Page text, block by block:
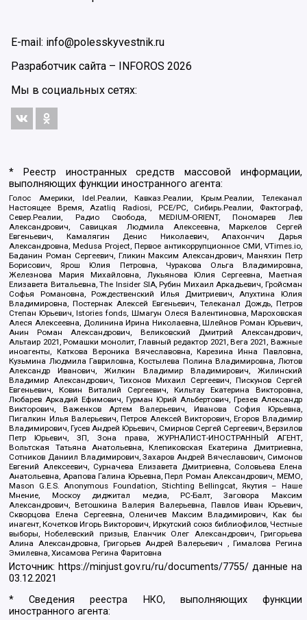
E-mail: info@polesskyvestnik.ru
Разработчик сайта – INFOROS 2026
Мы в социальных сетях:
* Реестр иностранных средств массовой информации,
выполняющих функции иностранного агента:
Голос Америки, Idel.Реалии, Кавказ.Реалии, Крым.Реалии, Телеканал
Настоящее Время, Azatliq Radiosi, PCE/PC, Сибирь.Реалии, Фактограф,
Север.Реалии, Радио Свобода, MEDIUM-ORIENT, Пономарев Лев
Александрович, Савицкая Людмила Алексеевна, Маркелов Сергей
Евгеньевич, Камалягин Денис Николаевич, Апахончич Дарья
Александровна, Medusa Project, Первое антикоррупционное СМИ, VTimes.io,
Баданин Роман Сергеевич, Гликин Максим Александрович, Маняхин Петр
Борисович, Ярош Юлия Петровна, Чуракова Ольга Владимировна,
Железнова Мария Михайловна, Лукьянова Юлия Сергеевна, Маетная
Елизавета Витальевна, The Insider SIA, Рубин Михаил Аркадьевич, Гройсман
Софья Романовна, Рождественский Илья Дмитриевич, Апухтина Юлия
Владимировна, Постернак Алексей Евгеньевич, Телеканал Дождь, Петров
Степан Юрьевич, Istories fonds, Шмагун Олеся Валентиновна, Мароховская
Алеся Алексеевна, Долинина Ирина Николаевна, Шлейнов Роман Юрьевич,
Анин Роман Александрович, Великовский Дмитрий Александрович,
Альтаир 2021, Ромашки монолит, Главный редактор 2021, Вега 2021, Важные
иноагенты, Каткова Вероника Вячеславовна, Карезина Инна Павловна,
Кузьмина Людмила Гавриловна, Костылева Полина Владимировна, Лютов
Александр Иванович, Жилкин Владимир Владимирович, Жилинский
Владимир Александрович, Тихонов Михаил Сергеевич, Пискунов Сергей
Евгеньевич, Ковин Виталий Сергеевич, Кильтау Екатерина Викторовна,
Любарев Аркадий Ефимович, Гурман Юрий Альбертович, Грезев Александр
Викторович, Важенков Артем Валерьевич, Иванова София Юрьевна,
Пигалкин Илья Валерьевич, Петров Алексей Викторович, Егоров Владимир
Владимирович, Гусев Андрей Юрьевич, Смирнов Сергей Сергеевич, Верзилов
Петр Юрьевич, ЗП, Зона права, ЖУРНАЛИСТ-ИНОСТРАННЫЙ АГЕНТ,
Вольтская Татьяна Анатольевна, Клепиковская Екатерина Дмитриевна,
Сотников Даниил Владимирович, Захаров Андрей Вячеславович, Симонов
Евгений Алексеевич, Сурначева Елизавета Дмитриевна, Соловьева Елена
Анатольевна, Арапова Галина Юрьевна, Перл Роман Александрович, МЕМО,
Mason G.E.S. Anonymous Foundation, Stichting Bellingcat, Якутия – Наше
Мнение, Москоу диджитал медиа, РС-Балт, Заговора Максим
Александрович, Ветошкина Валерия Валерьевна, Павлов Иван Юрьевич,
Скворцова Елена Сергеевна, Оленичев Максим Владимирович, Как бы
инагент, Кочетков Игорь Викторович, Иркутский союз библиофилов, Честные
выборы, Нобелевский призыв, Еланчик Олег Александрович, Григорьева
Алина Александровна, Григорьев Андрей Валерьевич , Гималова Регина
Эмилевна, Хисамова Регина Фаритовна
Источник: https://minjust.gov.ru/ru/documents/7755/ данные на
03.12.2021
* Сведения реестра НКО, выполняющих функции
иностранного агента: